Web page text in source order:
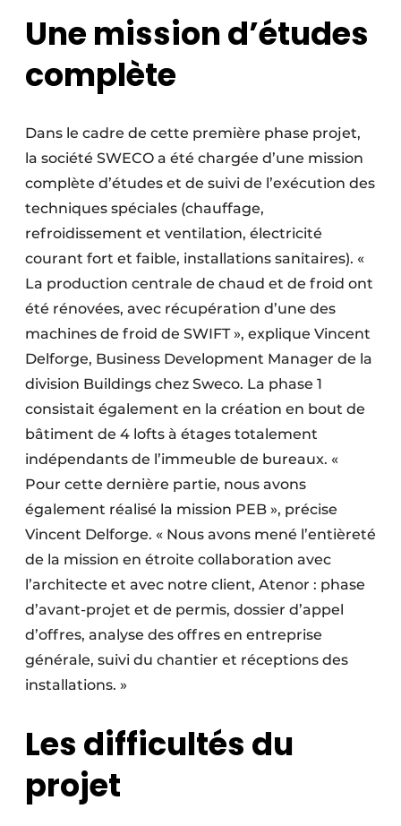
Une mission d’études
complète
Dans le cadre de cette première phase projet,
la société SWECO a été chargée d’une mission
complète d’études et de suivi de l’exécution des
techniques spéciales (chauffage,
refroidissement et ventilation, électricité
courant fort et faible, installations sanitaires). «
La production centrale de chaud et de froid ont
été rénovées, avec récupération d’une des
machines de froid de SWIFT », explique Vincent
Delforge, Business Development Manager de la
division Buildings chez Sweco. La phase 1
consistait également en la création en bout de
bâtiment de 4 lofts à étages totalement
indépendants de l’immeuble de bureaux. «
Pour cette dernière partie, nous avons
également réalisé la mission PEB », précise
Vincent Delforge. « Nous avons mené l’entièreté
de la mission en étroite collaboration avec
l’architecte et avec notre client, Atenor : phase
d’avant-projet et de permis, dossier d’appel
d’offres, analyse des offres en entreprise
générale, suivi du chantier et réceptions des
installations. »
Les difficultés du
projet